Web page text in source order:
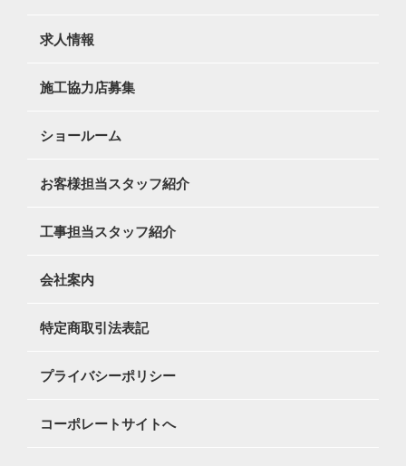
求人情報
施工協力店募集
ショールーム
お客様担当スタッフ紹介
工事担当スタッフ紹介
会社案内
特定商取引法表記
プライバシーポリシー
コーポレートサイトへ